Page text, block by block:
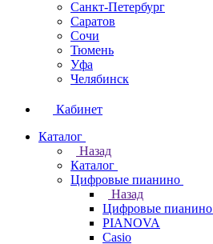
Санкт-Петербург
Саратов
Сочи
Тюмень
Уфа
Челябинск
Кабинет
Каталог
Назад
Каталог
Цифровые пианино
Назад
Цифровые пианино
PIANOVA
Casio